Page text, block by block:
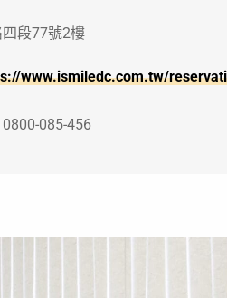
段77號2樓
www.ismiledc.com.tw/
085-456